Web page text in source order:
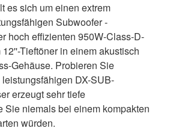
es sich um einen extrem
Subwoofer -
hoch effizienten 950W-Class-D-
Tieftöner in einem akustisch
Gehäuse. Probieren Sie
DX-SUB-
erzeugt sehr tiefe
Sie niemals bei einem kompakten
würden.